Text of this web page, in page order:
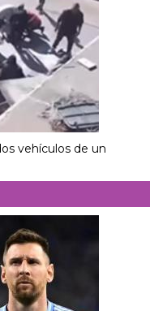
vehículos de un